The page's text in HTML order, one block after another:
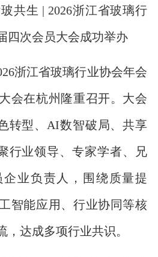
共生 | 2026浙江省玻璃行
四次会员大会成功举办
浙江省玻璃行业协会年会
会在杭州隆重召开。大会
转型、AI数智破局、共享
行业领导、专家学者、兄
企业负责人，围绕质量提
智能应用、行业协同等核
，达成多项行业共识。